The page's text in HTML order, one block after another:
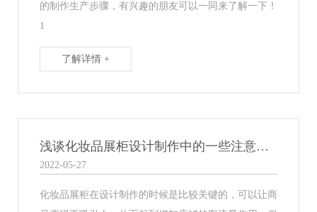
的制作生产步骤，有兴趣的朋友可以一同来了解一下！
1
了解详情 +
浅谈化妆品展柜设计制作中的一些注意要点！
2022-05-27
化妆品展柜在设计制作的时候是比较关键的，可以让商